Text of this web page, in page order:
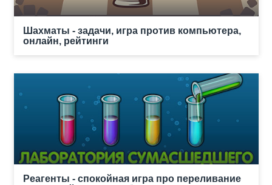
Шахматы - задачи, игра против компьютера,
онлайн, рейтинги
Реагенты - спокойная игра про переливание